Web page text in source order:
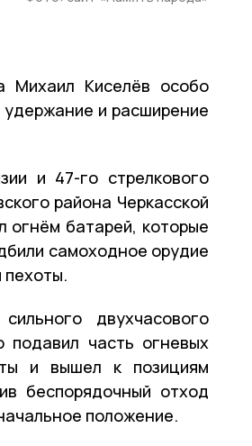
Михаил Киселёв особо
удержание и расширение
и 47-го стрелкового
района Черкасской
огнём батарей, которые
самоходное орудие
пехоты.
двухчасового
подавил часть огневых
и вышел к позициям
беспорядочный отход
положение.